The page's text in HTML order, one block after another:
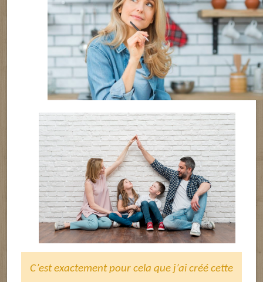
C’est exactement pour cela que j’ai créé cette